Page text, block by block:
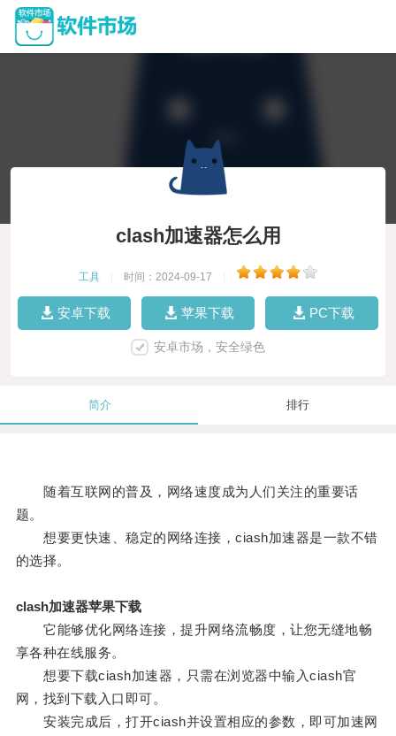
clash加速器怎么用
工具 时间：2024-09-17
安卓下载 苹果下载 PC下载
安卓市场，安全绿色
简介 排行
随着互联网的普及，网络速度成为人们关注的重要话
题。
想要更快速、稳定的网络连接，ciash加速器是一款不错
的选择。
clash加速器苹果下载
它能够优化网络连接，提升网络流畅度，让您无缝地畅
享各种在线服务。
想要下载ciash加速器，只需在浏览器中输入ciash官
网，找到下载入口即可。
安装完成后，打开ciash并设置相应的参数，即可加速网